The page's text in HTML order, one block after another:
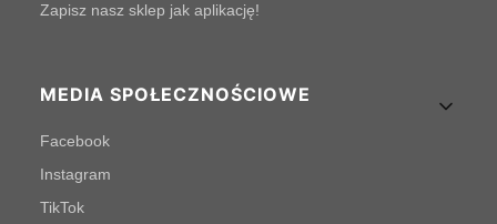
Zapisz nasz sklep jak aplikację!
MEDIA SPOŁECZNOŚCIOWE
Facebook
Instagram
TikTok